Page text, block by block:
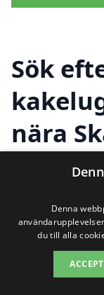
Sök
nära
Att hitta rätt
renovering
i
det behöver
Denna
du till alla